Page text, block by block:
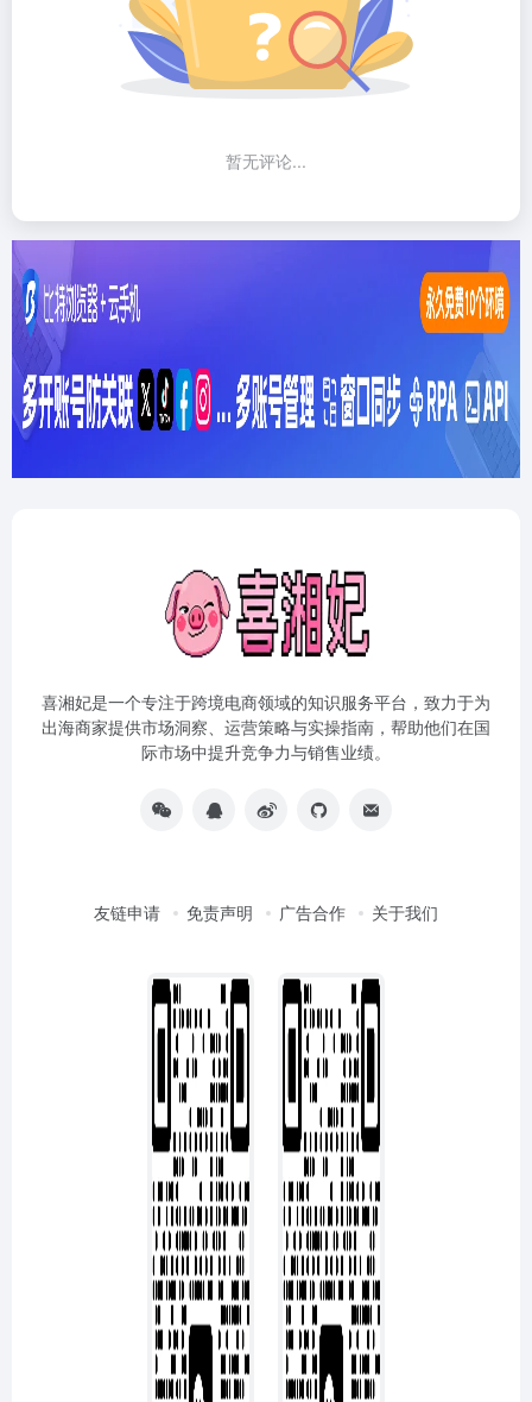
暂无评论...
喜湘妃是一个专注于跨境电商领域的知识服务平台，致力于为
出海商家提供市场洞察、运营策略与实操指南，帮助他们在国
际市场中提升竞争力与销售业绩。
友链申请 免责声明 广告合作 关于我们